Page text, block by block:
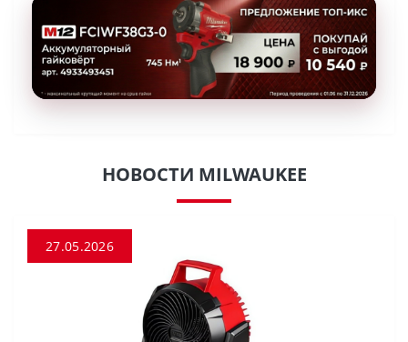
НОВОСТИ MILWAUKEE
27.05.2026